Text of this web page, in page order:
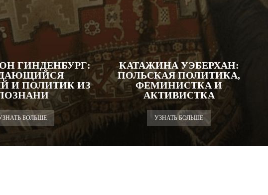
ГИНДЕНБУРГ:
И ПОЛИТИК ИЗ
БОЛЬШЕ
КАТАЖИНА УЭБЕРХАН:
ПОЛЬСКАЯ ПОЛИТИКА,
ФЕМИНИСТКА И
АКТИВИСТКА
УЗНАТЬ БОЛЬШЕ